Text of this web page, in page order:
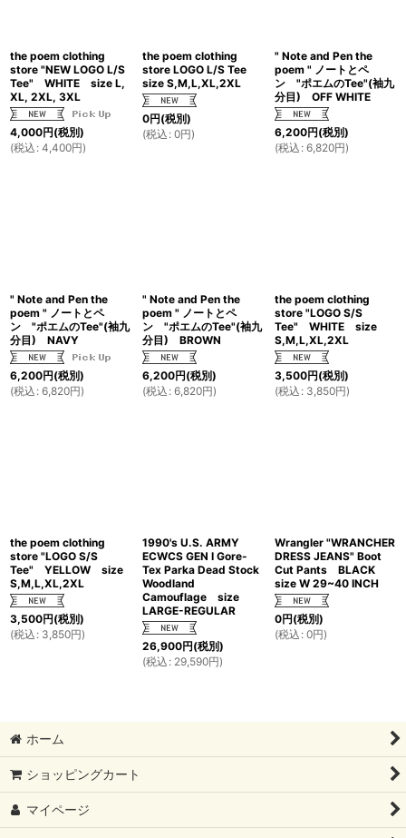
the poem clothing
store "NEW LOGO L/S
Tee" WHITE size L,
XL, 2XL, 3XL
4,000円(税別)
(税込 : 4,400円)
the poem clothing
store LOGO L/S Tee
size S,M,L,XL,2XL
0円(税別)
(税込 : 0円)
" Note and Pen the
poem " ノートとペ
ン "ポエムのTee"(袖九
分目) OFF WHITE
6,200円(税別)
(税込 : 6,820円)
" Note and Pen the
poem " ノートとペ
ン "ポエムのTee"(袖九
分目) NAVY
6,200円(税別)
(税込 : 6,820円)
" Note and Pen the
poem " ノートとペ
ン "ポエムのTee"(袖九
分目) BROWN
6,200円(税別)
(税込 : 6,820円)
the poem clothing
store "LOGO S/S
Tee" WHITE size
S,M,L,XL,2XL
3,500円(税別)
(税込 : 3,850円)
the poem clothing
store "LOGO S/S
Tee" YELLOW size
S,M,L,XL,2XL
3,500円(税別)
(税込 : 3,850円)
1990's U.S. ARMY
ECWCS GEN I Gore-
Tex Parka Dead Stock
Woodland
Camouflage size
LARGE-REGULAR
26,900円(税別)
(税込 : 29,590円)
Wrangler "WRANCHER
DRESS JEANS" Boot
Cut Pants BLACK
size W 29~40 INCH
0円(税別)
(税込 : 0円)
ホーム
ショッピングカート
マイページ